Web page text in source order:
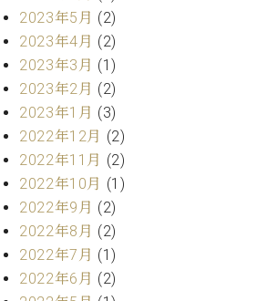
C.
ベ
ヒ
シ
ュ
タ
ン
コ
ン
サ
ー
ト
ア
ジ
オ
納
入
実
績
楽
教
室
ご
ト
コ
ン
ク
ー
ル
音
教
室
ン
ト
ラ
ム
東
店
ご
挨
拶
展
示
2023年5月 (2)
2023年4月 (2)
2023年3月 (1)
2023年2月 (2)
2023年1月 (3)
2022年12月 (2)
2022年11月 (2)
2022年10月 (1)
2022年9月 (2)
2022年8月 (2)
2022年7月 (1)
2022年6月 (2)